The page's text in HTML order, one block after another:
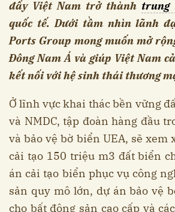
đẩy Việt Nam trở thành trung
quốc tế. Dưới tầm nhìn lãnh
Ports Group mong muốn mở
Đông Nam Á và giúp Việt Nam
kết nối với hệ sinh thái thương
Ở lĩnh vực khai thác bền vững
và NMDC, tập đoàn hàng đầu
và bảo vệ bờ biển UEA, sẽ xem
cải tạo 150 triệu m3 đất biển
án cải tạo biển phục vụ công
sản quy mô lớn, dự án bảo vệ
cho bất động sản cao cấp và